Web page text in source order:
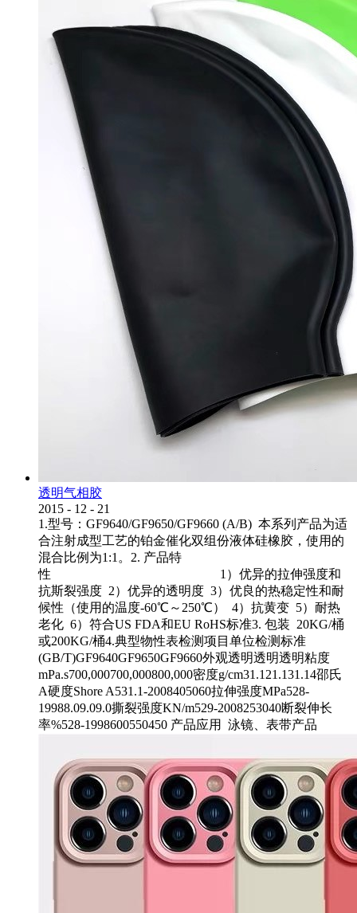
透明气相胶
2015 - 12 - 21
1.型号：GF9640/GF9650/GF9660 (A/B) 本系列产品为适
合注射成型工艺的铂金催化双组份液体硅橡胶，使用的
混合比例为1:1。2. 产品特
性 1）优异的拉伸强度和
抗斯裂强度 2）优异的透明度 3）优良的热稳定性和耐
候性（使用的温度-60℃～250℃） 4）抗黄变 5）耐热
老化 6）符合US FDA和EU RoHS标准3. 包装 20KG/桶
或200KG/桶4.典型物性表检测项目单位检测标准
(GB/T)GF9640GF9650GF9660外观透明透明透明粘度
mPa.s700,000700,000800,000密度g/cm31.121.131.14邵氏
A硬度Shore A531.1-2008405060拉伸强度MPa528-
19988.09.09.0撕裂强度KN/m529-2008253040断裂伸长
率%528-1998600550450 产品应用 泳镜、表带产品